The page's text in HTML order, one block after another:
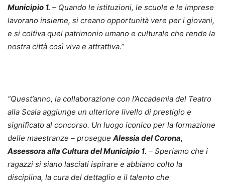
Municipio 1. – Quando le istituzioni, le scuole e le imprese
lavorano insieme, si creano opportunità vere per i giovani,
e si coltiva quel patrimonio umano e culturale che rende la
nostra città così viva e attrattiva.”
“Quest’anno, la collaborazione con l’Accademia del Teatro
alla Scala aggiunge un ulteriore livello di prestigio e
significato al concorso. Un luogo iconico per la formazione
delle maestranze – prosegue Alessia del Corona,
Assessora alla Cultura del Municipio 1. – Speriamo che i
ragazzi si siano lasciati ispirare e abbiano colto la
disciplina, la cura del dettaglio e il talento che